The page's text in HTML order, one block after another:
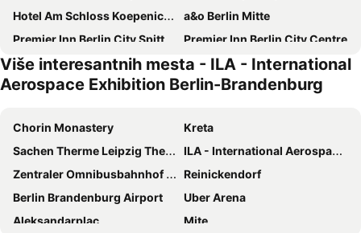
Hotel Am Schloss Koepenick Berlin by Golden Tulip
a&o Berlin Mitte
Premier Inn Berlin City Spittelmarkt hotel
Premier Inn Berlin City Centre
acama Hotel & Hostel Kreuzberg
Easy Lodges Berlin
Premier Inn Berlin Kurfürstendamm
Premier Inn Berlin City Süd
Sheraton Berlin Grand Hotel Esplanade
MEININGER Hotel Berlin East Side Gallery
Titanic Chaussee Berlin
Titanic Comfort Mitte
MEININGER Hotel Berlin Airport
Potsdamer Inn
acom Hotel Berlin Kurfürstendamm
SANA Berlin Hotel
motelplus Berlin
City Hotel am Kurfürstendamm
Više interesantnih mesta - ILA - International
Aerospace Exhibition Berlin-Brandenburg
Chorin Monastery
Kreta
Sachen Therme Leipzig Thermal Spa
ILA - International Aerospace Exhibition Berlin-Brandenburg
Zentraler Omnibusbahnhof Berlin ZOB
Reinickendorf
Berlin Brandenburg Airport
Uber Arena
Aleksandarplac
Mite